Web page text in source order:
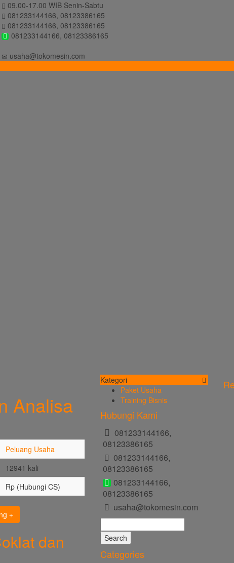
09.00-17.00 WIB Senin-Sabtu
081233144166, 08123386165
081233144166, 08123386165
081233144166, 08123386165
usaha@tokomesin.com
Analisa
Peluang Usaha
12941 kali
Rp (Hubungi CS)
dan
Kategori
Paket Usaha
Training Bisnis
Hubungi Kami
081233144166,
08123386165
081233144166,
08123386165
081233144166,
08123386165
usaha@tokomesin.com
for:
Categories